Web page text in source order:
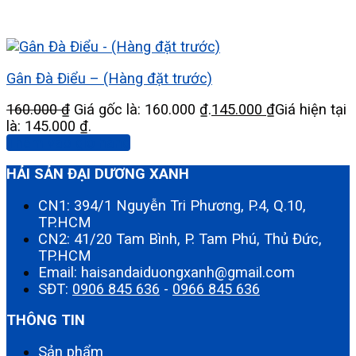
Gân Đà Điểu – (Hàng đặt trước)
160.000₫ Giá gốc là: 160.000 ₫.145.000 ₫Giá hiện tại
là: 145.000 ₫.
HẢI SẢN ĐẠI DƯƠNG XANH
CN1: 394/1 Nguyễn Tri Phương, P.4, Q.10,
TP.HCM
CN2: 41/20 Tam Bình, P. Tam Phú, Thủ Đức,
TP.HCM
Email: haisandaiduongxanh@gmail.com
SĐT: 0906 845 636 - 0966 845 636
THÔNG TIN
Sản phẩm